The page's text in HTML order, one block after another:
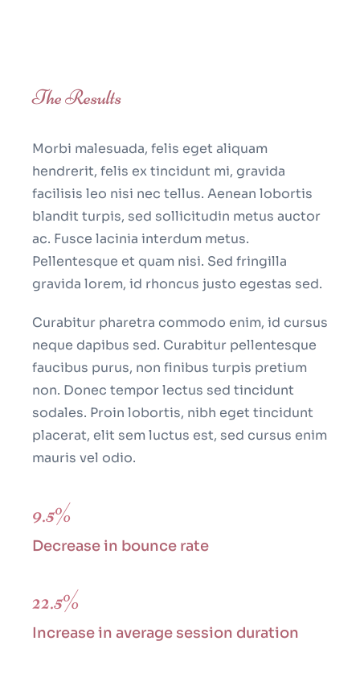
The Results
Morbi malesuada, felis eget aliquam
hendrerit, felis ex tincidunt mi, gravida
facilisis leo nisi nec tellus. Aenean lobortis
blandit turpis, sed sollicitudin metus auctor
ac. Fusce lacinia interdum metus.
Pellentesque et quam nisi. Sed fringilla
gravida lorem, id rhoncus justo egestas sed.
Curabitur pharetra commodo enim, id cursus
neque dapibus sed. Curabitur pellentesque
faucibus purus, non finibus turpis pretium
non. Donec tempor lectus sed tincidunt
sodales. Proin lobortis, nibh eget tincidunt
placerat, elit sem luctus est, sed cursus enim
mauris vel odio.
9.5%
Decrease in bounce rate
22.5%
Increase in average session duration